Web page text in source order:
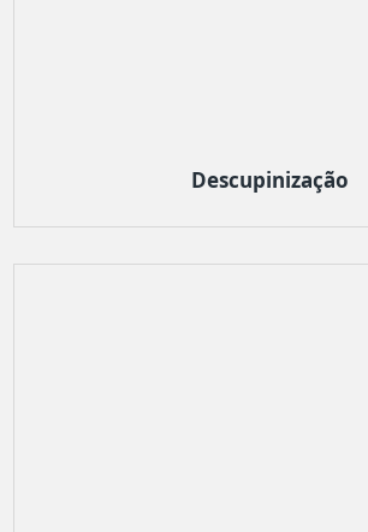
Descupinização